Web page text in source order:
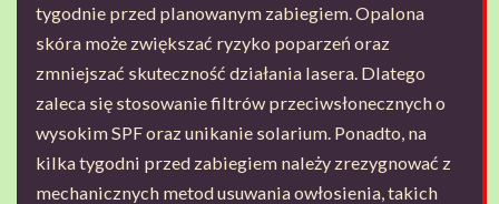
tygodnie przed planowanym zabiegiem. Opalona
skóra może zwiększać ryzyko poparzeń oraz
zmniejszać skuteczność działania lasera. Dlatego
zaleca się stosowanie filtrów przeciwsłonecznych o
wysokim SPF oraz unikanie solarium. Ponadto, na
kilka tygodni przed zabiegiem należy zrezygnować z
mechanicznych metod usuwania owłosienia, takich